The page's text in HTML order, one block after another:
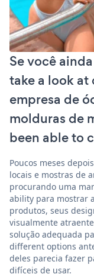
Se você
take a look at
empresa de
molduras de
been able to
Poucos meses
locais e mostras de
procurando uma
ability para mostrar
produtos, seus
visualmente
solução adequada
different options
deles parecia fazer
difíceis de usar.